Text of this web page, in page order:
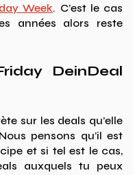
Week. C’est le cas
années alors reste
DeinDeal
sur les deals qu’elle
pensons qu’il est
et si tel est le cas,
auxquels tu peux